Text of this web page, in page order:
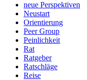
neue Perspektiven
Neustart
Orientierung
Peer Group
Peinlichkeit
Rat
Ratgeber
Ratschläge
Reise